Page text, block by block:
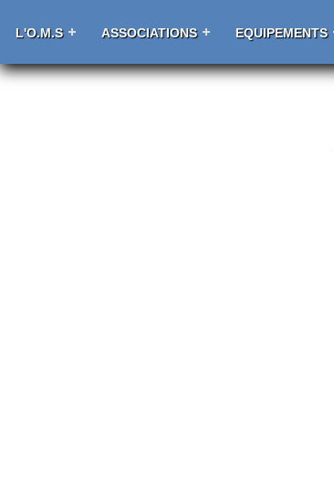
L'O.M.S ASSOCIATIONS EQUIPEMENTS